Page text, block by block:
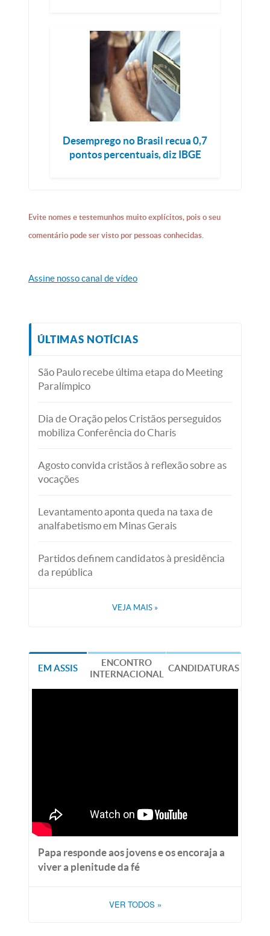
Desemprego no Brasil recua 0,7
pontos percentuais, diz IBGE
Evite nomes e testemunhos muito explícitos, pois o seu
comentário pode ser visto por pessoas conhecidas.
Assine nosso canal de vídeo
ÚLTIMAS NOTÍCIAS
São Paulo recebe última etapa do Meeting
Paralímpico
Dia de Oração pelos Cristãos perseguidos
mobiliza Conferência do Charis
Agosto convida cristãos à reflexão sobre as
vocações
Levantamento aponta queda na taxa de
analfabetismo em Minas Gerais
Partidos definem candidatos à presidência
da república
VEJA MAIS »
EM ASSIS
ENCONTRO
INTERNACIONAL
CANDIDATURAS
Papa responde aos jovens e os encoraja a
viver a plenitude da fé
VER TODOS »